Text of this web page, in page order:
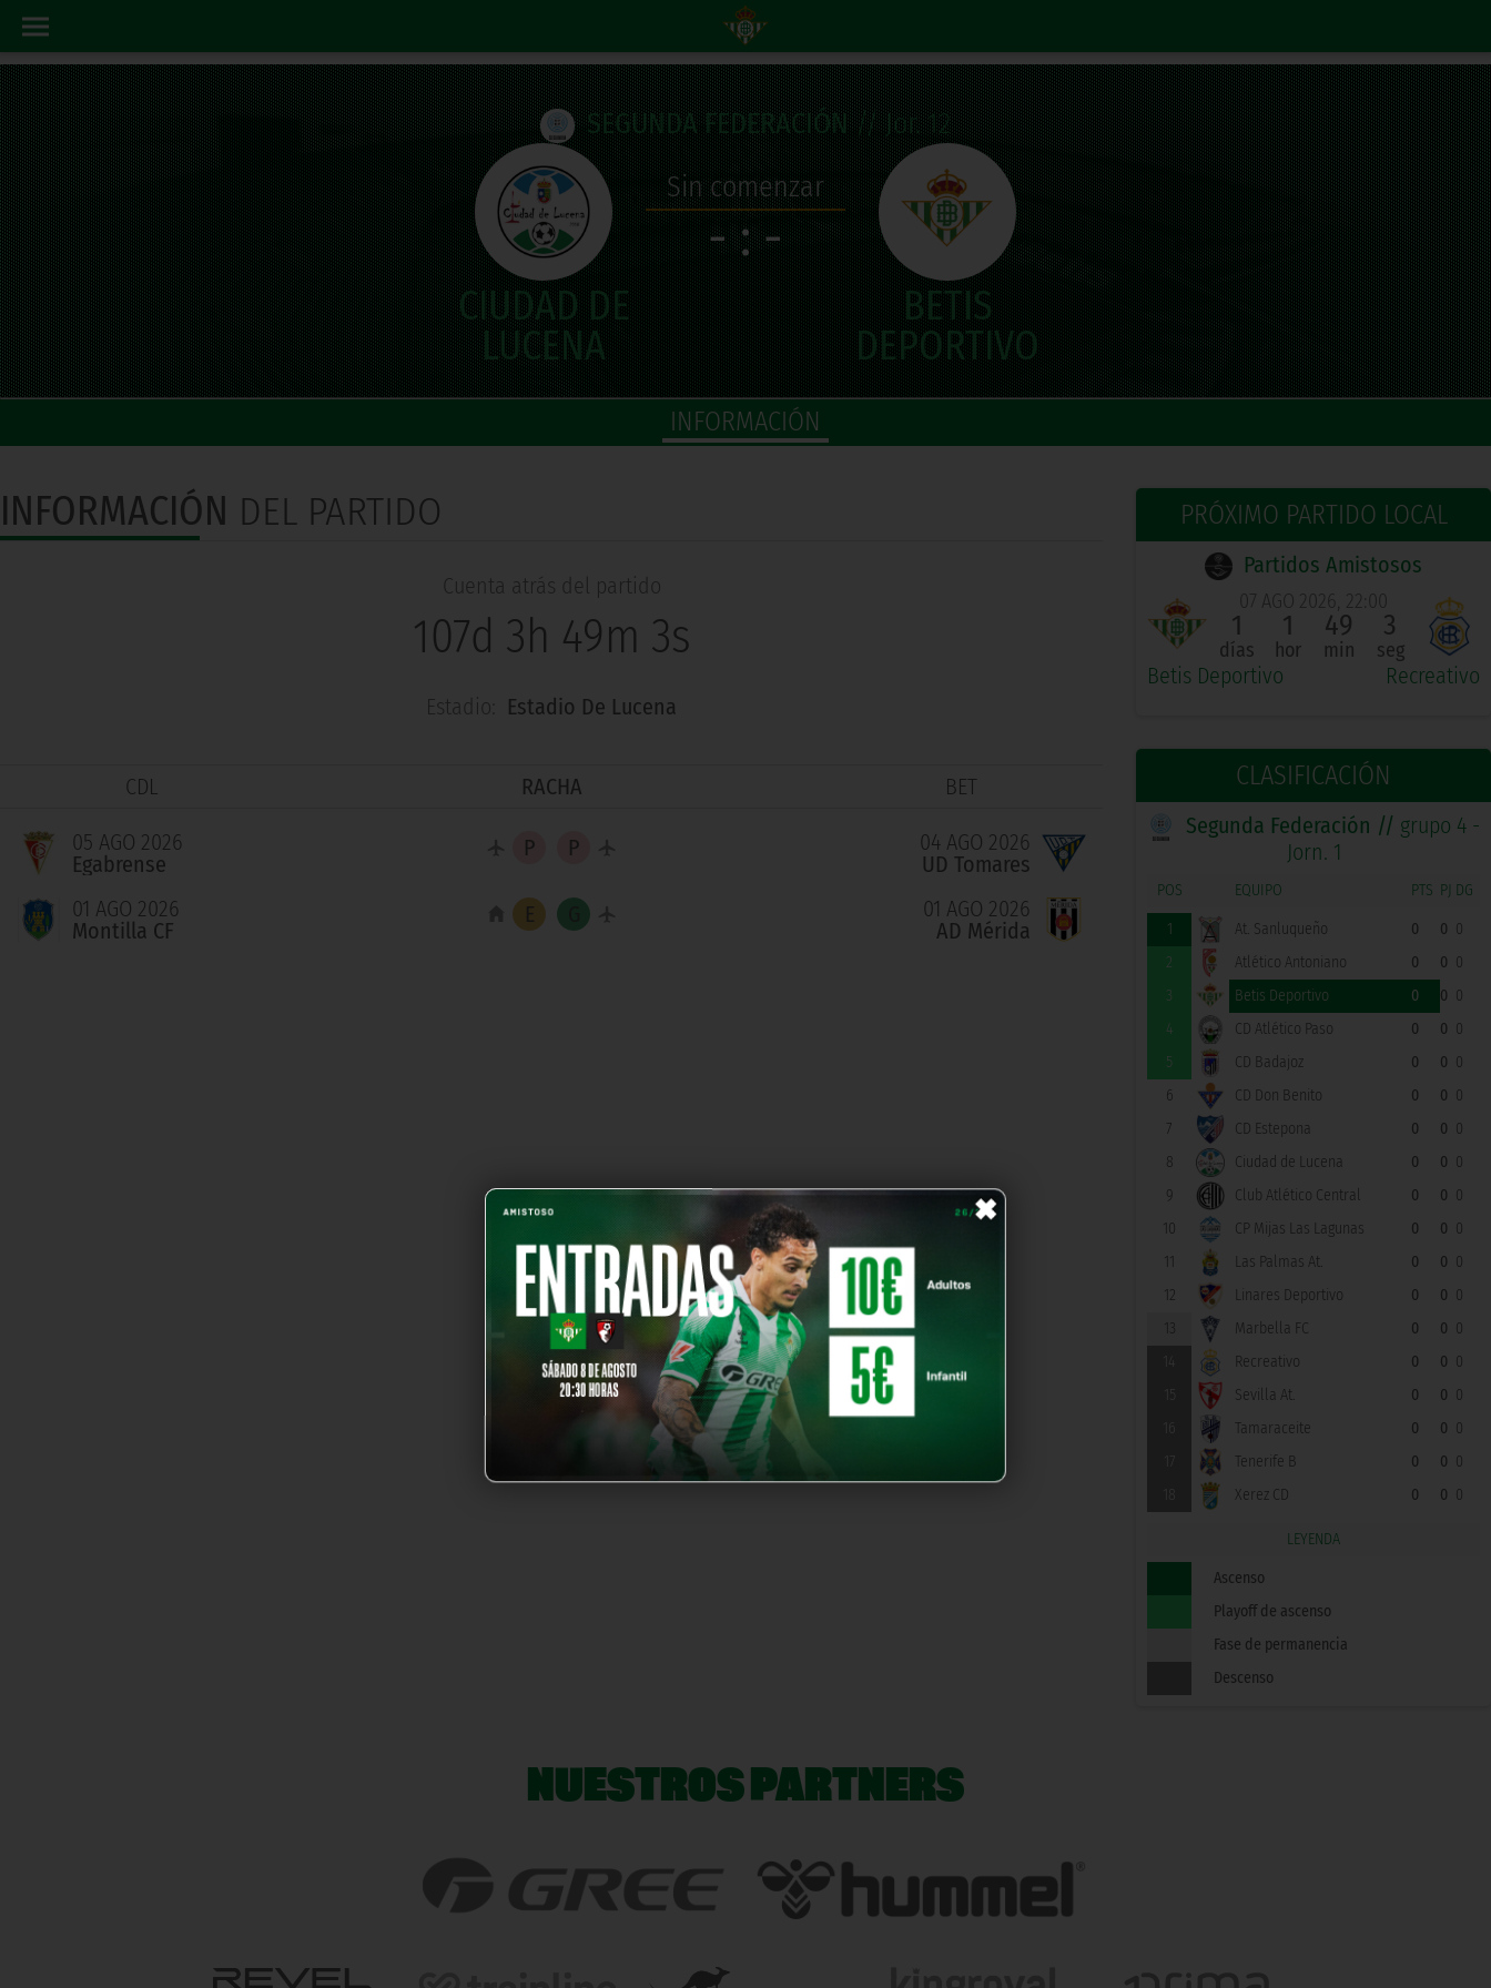
SEGUNDA FEDERACIÓN// Jor. 12
Sin comenzar
- : -
INFORMACIÓN
×
PRÓXIMO PARTIDO LOCAL
Partidos Amistosos
Betis Deportivo
07 AGO 2026, 22:00
1
días
1
hor
49
min
2
seg
Recreativo
CLASIFICACIÓN
Segunda Federación // grupo 4 -
Jorn. 1
POS EQUIPO PTS PJ DG
1 At. Sanluqueño 0 0 0
2
Atlético Antoniano 0 0 0
3
Betis Deportivo 0 0 0
4
CD Atlético Paso 0 0 0
5
CD Badajoz 0 0 0
6
CD Don Benito 0 0 0
7
CD Estepona 0 0 0
8
Ciudad de Lucena 0 0 0
9
Club Atlético Central 0 0 0
10
CP Mijas Las Lagunas 0 0 0
11
Las Palmas At. 0 0 0
12
Linares Deportivo 0 0 0
13
Marbella FC 0 0 0
Recreativo 0 0 0
Sevilla At. 0 0 0
Tamaraceite 0 0 0
Tenerife B 0 0 0
Xerez CD 0 0 0
LEYENDA
Ascenso
Playoff de ascenso
Fase de permanencia
Descenso
INFORMACIÓN DEL PARTIDO
Cuenta atrás del partido
107d 3h 49m 2s
Estadio: Estadio De Lucena
CDL RACHA BET
05 AGO 2026
Egabrense
01 AGO 2026
Montilla CF
04 AGO 2026
UD Tomares
01 AGO 2026
AD Mérida
NUESTROS PARTNERS